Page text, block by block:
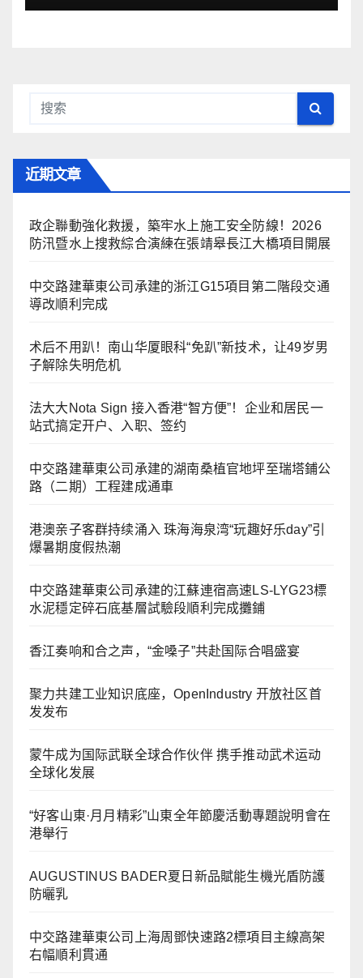
近期文章
政企聯動強化救援，築牢水上施工安全防線！2026
防汛暨水上搜救綜合演練在張靖皋長江大橋項目開展
中交路建華東公司承建的浙江G15項目第二階段交通
導改順利完成
术后不用趴！南山华厦眼科“免趴”新技术，让49岁男
子解除失明危机
法大大Nota Sign 接入香港“智方便”！企业和居民一
站式搞定开户、入职、签约
中交路建華東公司承建的湖南桑植官地坪至瑞塔鋪公
路（二期）工程建成通車
港澳亲子客群持续涌入 珠海海泉湾“玩趣好乐day”引
爆暑期度假热潮
中交路建華東公司承建的江蘇連宿高速LS-LYG23標
水泥穩定碎石底基層試驗段順利完成攤鋪
香江奏响和合之声，“金嗓子”共赴国际合唱盛宴
聚力共建工业知识底座，OpenIndustry 开放社区首
发发布
蒙牛成为国际武联全球合作伙伴 携手推动武术运动
全球化发展
“好客山東·月月精彩”山東全年節慶活動專題說明會在
港舉行
AUGUSTINUS BADER夏日新品賦能生機光盾防護
防曬乳
中交路建華東公司上海周鄧快速路2標項目主線高架
右幅順利貫通